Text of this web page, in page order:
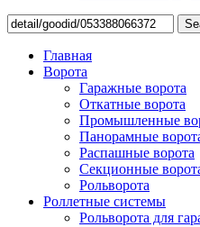
Главная
Ворота
Гаражные ворота
Откатные ворота
Промышленные
Панорамные
Распашные ворота
Секционные
Рольворота
Роллетные системы
Рольворота для